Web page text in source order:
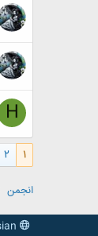
H
1
2
انجمن